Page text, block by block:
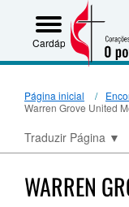
Cardápio
Página inicial
Warren Grove United
Traduzir Página ▼
WARREN